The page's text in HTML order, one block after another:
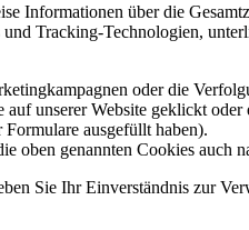
Informationen über die
Tracking-Technologien,
oder die
unserer Website geklickt
Formulare ausgefüllt haben).
oben genannten Cookies auch
Sie Ihr Einverständnis zur